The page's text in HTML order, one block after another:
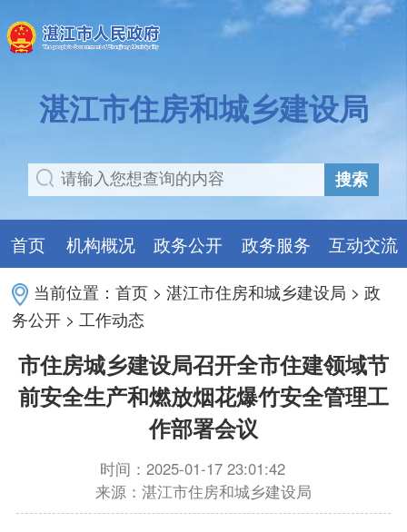
湛江市住房和城乡建设局
搜索
首页 机构概况 政务公开 政务服务 互动交流
当前位置：首页 >湛江市住房和城乡建设局 >政
务公开 > 工作动态
市住房城乡建设局召开全市住建领域节
前安全生产和燃放烟花爆竹安全管理工
作部署会议
时间：2025-01-17 23:01:42
来源：湛江市住房和城乡建设局